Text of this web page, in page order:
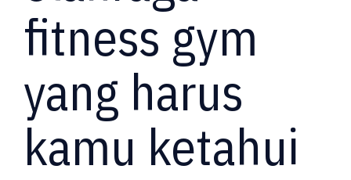
fitness gym
yang harus
kamu ketahui